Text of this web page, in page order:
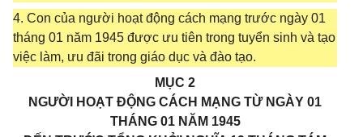
4. Con của người hoạt động cách mạng trước ngày 01
tháng 01 năm 1945 được ưu tiên trong tuyển sinh và tạo
việc làm, ưu đãi trong giáo dục và đào tạo.
MỤC 2
NGƯỜI HOẠT ĐỘNG CÁCH MẠNG TỪ NGÀY 01
THÁNG 01 NĂM 1945